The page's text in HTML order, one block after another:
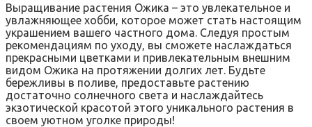
Выращивание растения Ожика – это увлекательное и
увлажняющее хобби, которое может стать настоящим
украшением вашего частного дома. Следуя простым
рекомендациям по уходу, вы сможете наслаждаться
прекрасными цветками и привлекательным внешним
видом Ожика на протяжении долгих лет. Будьте
бережливы в поливе, предоставьте растению
достаточно солнечного света и наслаждайтесь
экзотической красотой этого уникального растения в
своем уютном уголке природы!